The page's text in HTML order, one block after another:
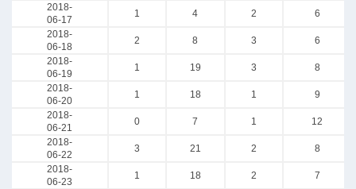
2018-
06-17
1 4 2
6
2018-
06-18
2 8 3
6
2018-
06-19
1 19 3
8
2018-
06-20
1 18 1
9
2018-
06-21
0 7 1
12
2018-
06-22
3 21 2
8
2018-
06-23
1 18 2
7